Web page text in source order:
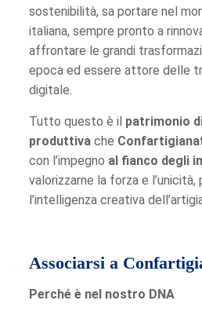
sostenibilità, sa portare nel
italiana, sempre pronto a
affrontare le grandi
epoca ed essere attore delle
digitale.
Tutto questo è il patrimonio
produttivache
con l’impegno al fianco degli
valorizzarne la forza e
l’intelligenza creativa
Associarsi a
Perché è nel nostro DNA